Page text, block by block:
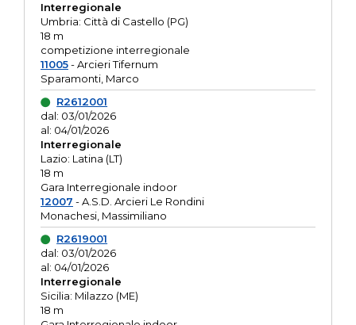
Interregionale
Umbria: Città di Castello (PG)
18 m
competizione interregionale
11005- Arcieri Tifernum
Sparamonti, Marco
R2612001
dal: 03/01/2026
al: 04/01/2026
Interregionale
Lazio: Latina (LT)
18 m
Gara Interregionale indoor
12007 - A.S.D. Arcieri Le Rondini
Monachesi, Massimiliano
R2619001
dal: 03/01/2026
al: 04/01/2026
Interregionale
Sicilia: Milazzo (ME)
18 m